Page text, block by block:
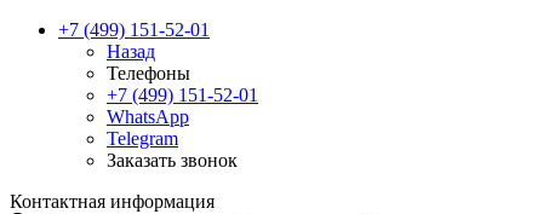
+7 (499) 151-52-01
Назад
Телефоны
+7 (499) 151-52-01
WhatsApp
Telegram
Заказать звонок
Контактная информация